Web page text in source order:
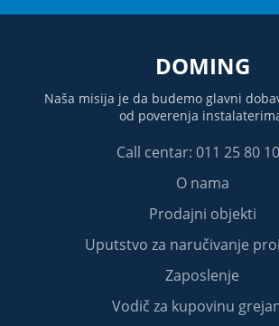
DOMING
Naša misija je da budemo glavni
od poverenja
Call centar: 011 25 80
O nama
Prodajni objekti
Uputstvo za naručivanje
Zaposlenje
Vodič za kupovinu